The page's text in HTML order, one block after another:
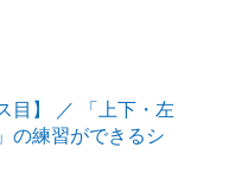
】 ／ 「上下・左
練習ができるシ